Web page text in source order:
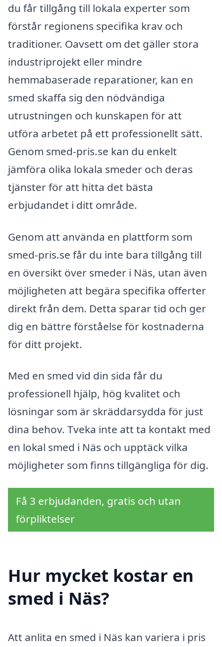
du får tillgång till lokala experter som
förstår regionens specifika krav och
traditioner. Oavsett om det gäller stora
industriprojekt eller mindre
hemmabaserade reparationer, kan en
smed skaffa sig den nödvändiga
utrustningen och kunskapen för att
utföra arbetet på ett professionellt sätt.
Genom smed-pris.se kan du enkelt
jämföra olika lokala smeder och deras
tjänster för att hitta det bästa
erbjudandet i ditt område.
Genom att använda en plattform som
smed-pris.se får du inte bara tillgång till
en översikt över smeder i Näs, utan även
möjligheten att begära specifika offerter
direkt från dem. Detta sparar tid och ger
dig en bättre förståelse för kostnaderna
för ditt projekt.
Med en smed vid din sida får du
professionell hjälp, hög kvalitet och
lösningar som är skräddarsydda för just
dina behov. Tveka inte att ta kontakt med
en lokal smed i Näs och upptäck vilka
möjligheter som finns tillgängliga för dig.
Få 3 erbjudanden, gratis och utan
förpliktelser
Hur mycket kostar en
smed i Näs?
Att anlita en smed i Näs kan variera i pris